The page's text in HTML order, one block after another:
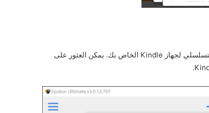
انتقل إلى "الإعدادات" > "Kindle" وأدخل الرقم التسلسلي لجهاز Kindle الخاص بك. يمكن العثور على